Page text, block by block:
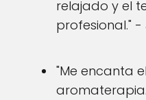
relajado y el
profesional." -
"Me encanta